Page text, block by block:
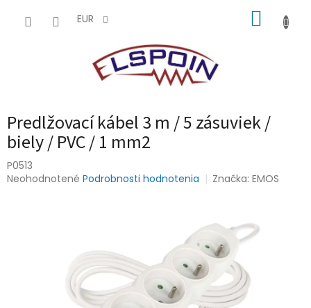
EUR
Predlžovací kábel 3 m / 5 zásuviek /
biely / PVC / 1 mm2
P0513
Priemerné
Neohodnotené Podrobnosti hodnotenia Značka:EMOS